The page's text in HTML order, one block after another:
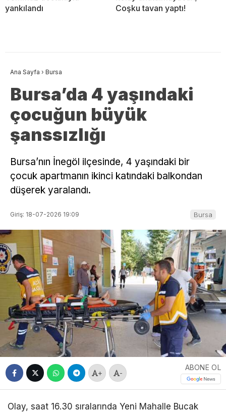
yankılandı
Coşku tavan yaptı!
Ana Sayfa › Bursa
Bursa’da 4 yaşındaki
çocuğun büyük
şanssızlığı
Bursa’nın İnegöl ilçesinde, 4 yaşındaki bir
çocuk apartmanın ikinci katındaki balkondan
düşerek yaralandı.
Giriş: 18-07-2026 19:09 Bursa
+ -
ABONE OL
Olay, saat 16.30 sıralarında Yeni Mahalle Bucak